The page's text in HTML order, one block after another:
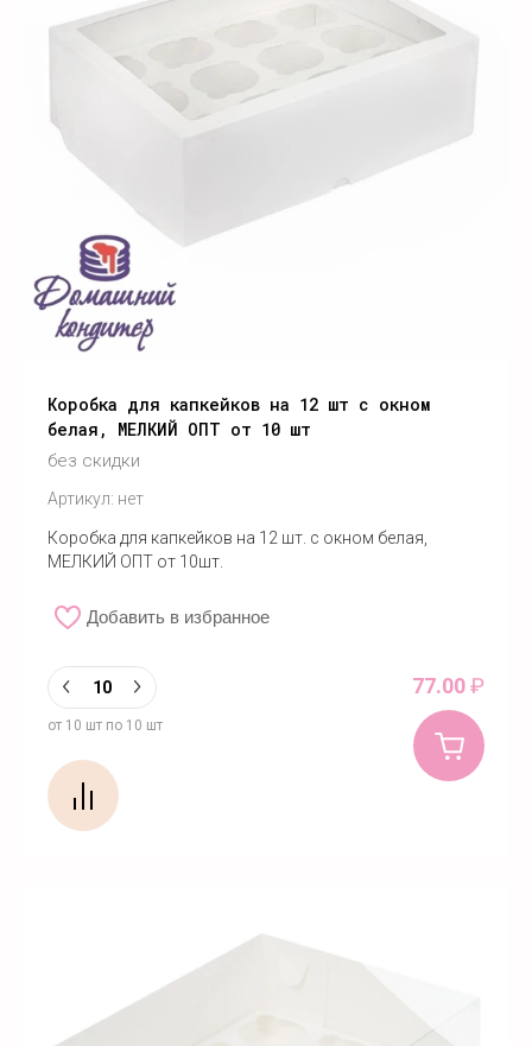
Коробка для капкейков на 12 шт с окном
белая, МЕЛКИЙ ОПТ от 10 шт
без скидки
Артикул: нет
Коробка для капкейков на 12 шт. с окном белая,
МЕЛКИЙ ОПТ от 10шт.
Добавить в избранное
77.00₽
от 10 шт по 10 шт